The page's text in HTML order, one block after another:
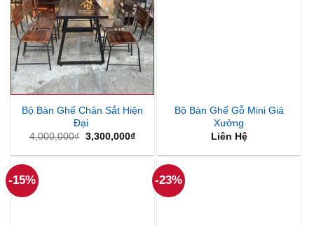
Bộ Bàn Ghế Chân Sắt Hiện
Đại
4,000,000₫ Giá
là:
3,300,000₫Giá
tại
3,300,000₫.
Bộ Bàn Ghế Gỗ Mini Giá
Xưởng
Liên Hệ
-15% -23%